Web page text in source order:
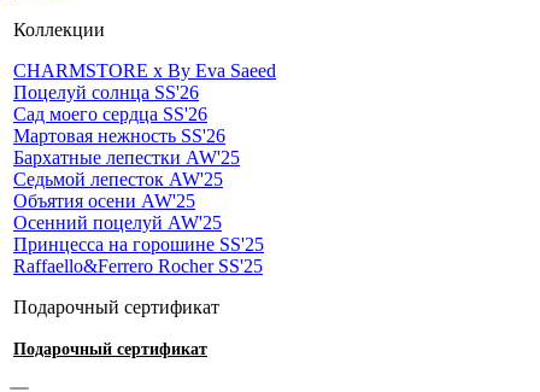
Коллекции
CHARMSTORE х By Eva Saeed
Поцелуй солнца SS'26
Сад моего сердца SS'26
Мартовая нежность SS'26
Бархатные лепестки AW'25
Седьмой лепесток AW'25
Объятия осени AW'25
Осенний поцелуй AW'25
Принцесса на горошине SS'25
Raffaello&Ferrero Rocher SS'25
Подарочный сертификат
Подарочный сертификат